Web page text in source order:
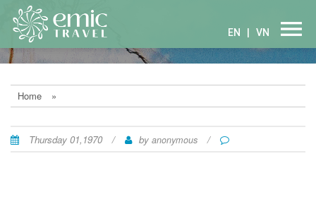
EN | VN
Home »
Thursday 01,1970 / by anonymous /